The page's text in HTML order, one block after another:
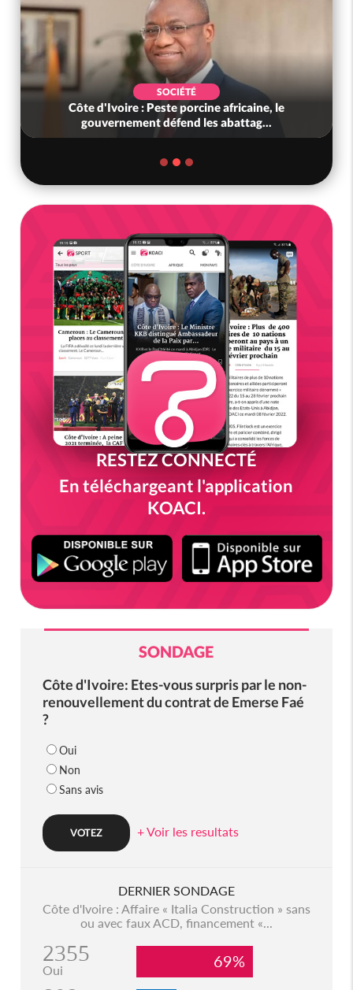
SOCIÉTÉ
Côte d'Ivoire : Peste porcine africaine, le
gouvernement défend les abattag...
RESTEZ CONNECTÉ
En téléchargeant l'application
KOACI.
SONDAGE
Côte d'Ivoire: Etes-vous surpris par le non-
renouvellement du contrat de Emerse Faé
?
Oui
Non
Sans avis
+ Voir les resultats
DERNIER SONDAGE
Côte d'Ivoire : Affaire « Italia Construction » sans
ou avec faux ACD, financement «...
2355
Oui 69%